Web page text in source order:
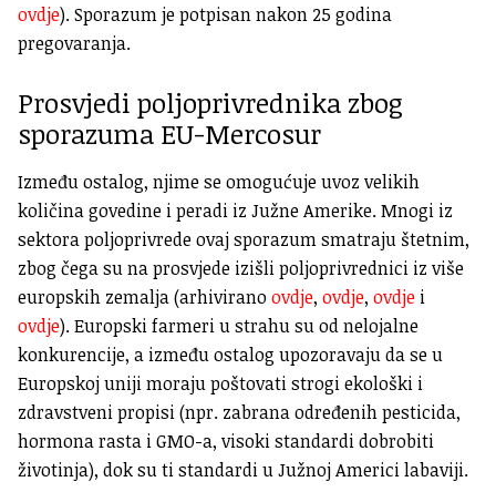
ovdje). Sporazum je potpisan nakon 25 godina
pregovaranja.
Prosvjedi poljoprivrednika zbog
sporazuma EU-Mercosur
Između ostalog, njime se omogućuje uvoz velikih
količina govedine i peradi iz Južne Amerike. Mnogi iz
sektora poljoprivrede ovaj sporazum smatraju štetnim,
zbog čega su na prosvjede izišli poljoprivrednici iz više
europskih zemalja (arhiviranoovdje, ovdje, ovdje i
ovdje). Europski farmeri u strahu su od nelojalne
konkurencije, a između ostalog upozoravaju da se u
Europskoj uniji moraju poštovati strogi ekološki i
zdravstveni propisi (npr. zabrana određenih pesticida,
hormona rasta i GMO-a, visoki standardi dobrobiti
životinja), dok su ti standardi u Južnoj Americi labaviji.